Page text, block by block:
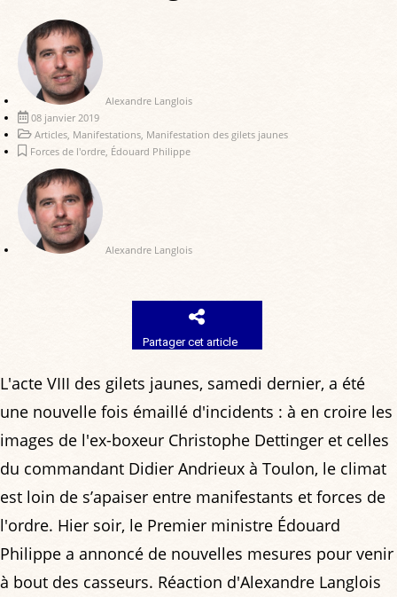
Alexandre Langlois
08 janvier 2019
Articles, Manifestations, Manifestation des gilets jaunes
Forces de l'ordre, Édouard Philippe
Alexandre Langlois
Partager cet article
L'acte VIII des gilets jaunes, samedi dernier, a été
une nouvelle fois émaillé d'incidents : à en croire les
images de l'ex-boxeur Christophe Dettinger et celles
du commandant Didier Andrieux à Toulon, le climat
est loin de s’apaiser entre manifestants et forces de
l'ordre. Hier soir, le Premier ministre Édouard
Philippe a annoncé de nouvelles mesures pour venir
à bout des casseurs. Réaction d'Alexandre Langlois